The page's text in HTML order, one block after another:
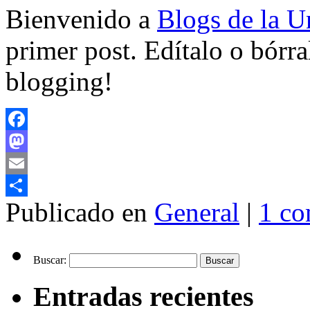
Bienvenido a Blogs de la
primer post. Edítalo o
blogging!
Facebook
Mastodon
Email
Compartir
Publicado en General | 1
Buscar:
Entradas recientes